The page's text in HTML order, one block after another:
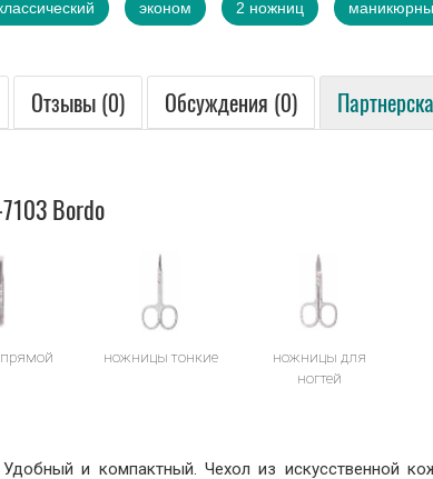
эконом 2 ножниц
Отзывы (0) Обсуждения (0)
Bordo
ножницы тонкие
ножницы для
ногтей
и компактный. Чехол из искусственной